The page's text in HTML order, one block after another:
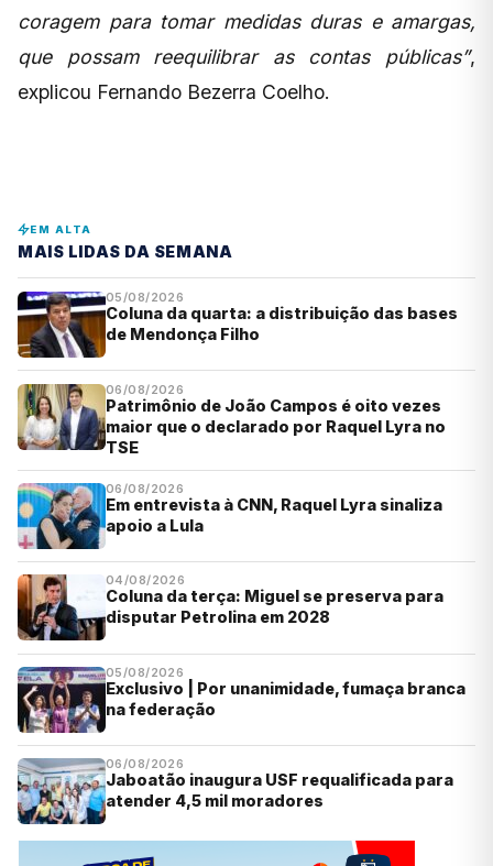
coragem para tomar medidas duras e amargas,
que possam reequilibrar as contas públicas”,
explicou Fernando Bezerra Coelho.
EM ALTA
MAIS LIDAS DA SEMANA
05/08/2026
Coluna da quarta: a distribuição das bases
de Mendonça Filho
06/08/2026
Patrimônio de João Campos é oito vezes
maior que o declarado por Raquel Lyra no
TSE
06/08/2026
Em entrevista à CNN, Raquel Lyra sinaliza
apoio a Lula
04/08/2026
Coluna da terça: Miguel se preserva para
disputar Petrolina em 2028
05/08/2026
Exclusivo | Por unanimidade, fumaça branca
na federação
06/08/2026
Jaboatão inaugura USF requalificada para
atender 4,5 mil moradores